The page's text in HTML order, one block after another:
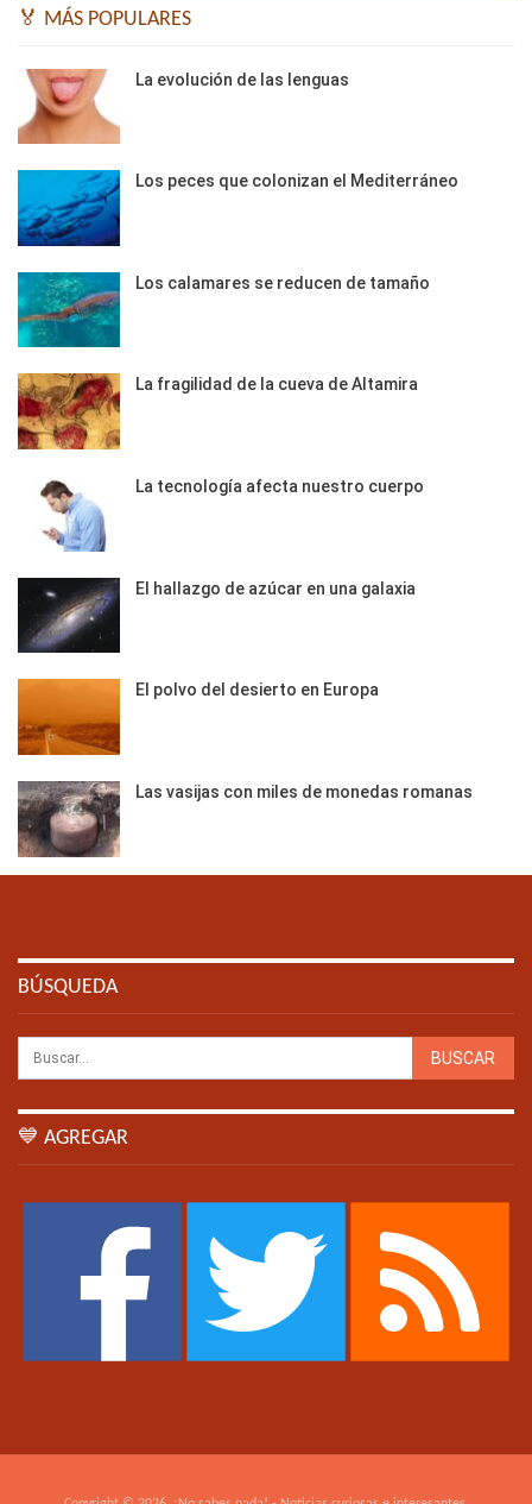
🏅 MÁS POPULARES
La evolución de las lenguas
Los peces que colonizan el Mediterráneo
Los calamares se reducen de tamaño
La fragilidad de la cueva de Altamira
La tecnología afecta nuestro cuerpo
El hallazgo de azúcar en una galaxia
El polvo del desierto en Europa
Las vasijas con miles de monedas romanas
BÚSQUEDA
💙 AGREGAR